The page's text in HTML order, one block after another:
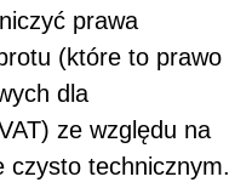
prawa
(które to prawo
dla
ze względu na
czysto technicznym.